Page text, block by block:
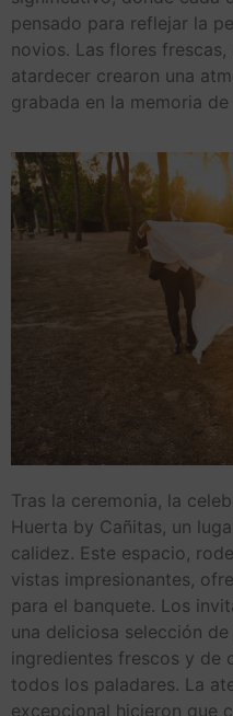
pensado para reflejar la
novios. Las flores
atardecer crearon una
grabada en la memoria
Tras la ceremonia, la
Huerta by Cañitas, un
calidez. Este espacio,
vistas impresionantes,
para el banquete. Los
una deliciosa selección
ingredientes frescos y de
todos los paladares. La
excepcional hicieron que